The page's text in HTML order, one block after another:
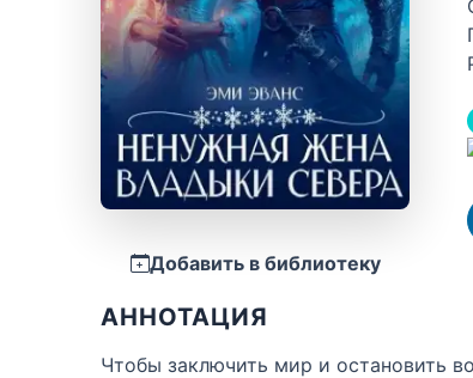
Добавить в библиотеку
АННОТАЦИЯ
Чтобы заключить мир и остановить